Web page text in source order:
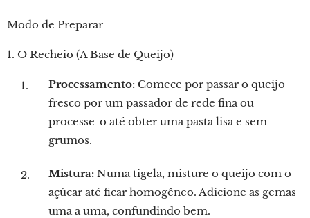
Modo de Preparar
1. O Recheio (A Base de Queijo)
Processamento: Comece por passar o queijo
fresco por um passador de rede fina ou
processe-o até obter uma pasta lisa e sem
grumos.
Mistura: Numa tigela, misture o queijo com o
açúcar até ficar homogêneo. Adicione as gemas
uma a uma, confundindo bem.